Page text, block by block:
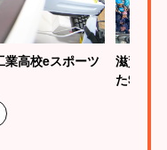
高校eスポーツ
滋賀ら
た